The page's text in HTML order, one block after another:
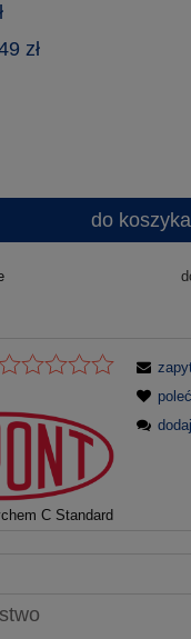
zł
do koszyka
C Standard